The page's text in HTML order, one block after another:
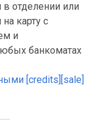
отделении или
карту с
и
банкоматах